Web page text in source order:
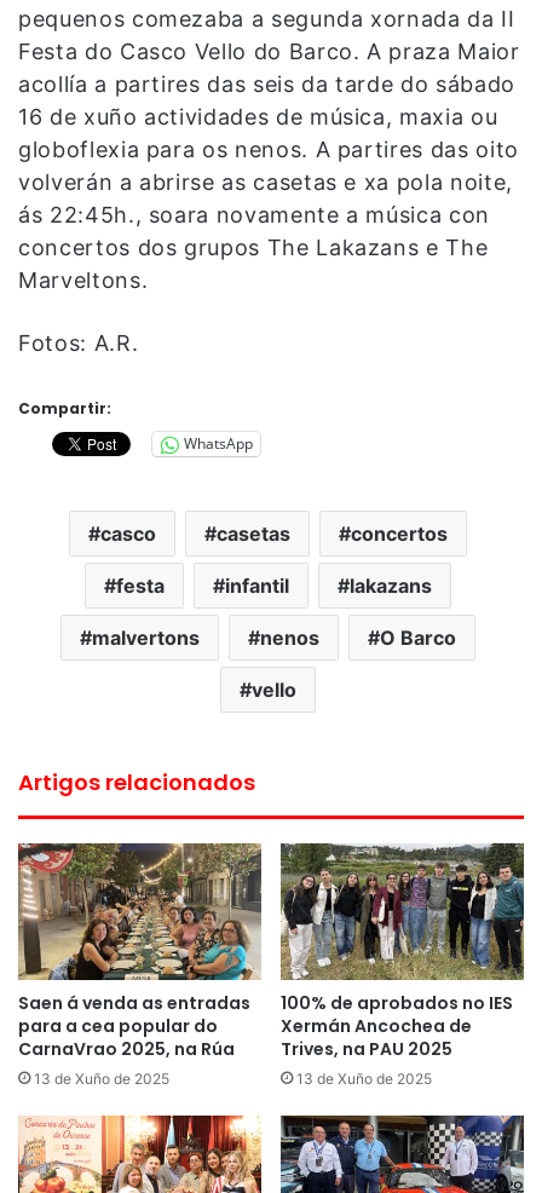
pequenos comezaba a segunda xornada da II
Festa do Casco Vello do Barco. A praza Maior
acollía a partires das seis da tarde do sábado
16 de xuño actividades de música, maxia ou
globoflexia para os nenos. A partires das oito
volverán a abrirse as casetas e xa pola noite,
ás 22:45h., soara novamente a música con
concertos dos grupos The Lakazans e The
Marveltons.
Fotos: A.R.
Compartir:
WhatsApp
casco casetas concertos
festa infantil lakazans
malvertons nenos O Barco
vello
Artigos relacionados
Saen á venda as entradas
para a cea popular do
CarnaVrao 2025, na Rúa
13 de Xuño de 2025
100% de aprobados no IES
Xermán Ancochea de
Trives, na PAU 2025
13 de Xuño de 2025